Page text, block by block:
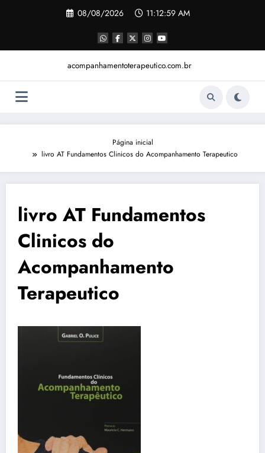
08/08/2026 11:12:59 AM
acompanhamentoterapeutico.com.br
Página inicial
livro AT Fundamentos Clinicos do Acompanhamento Terapeutico
livro AT Fundamentos
Clinicos do
Acompanhamento
Terapeutico